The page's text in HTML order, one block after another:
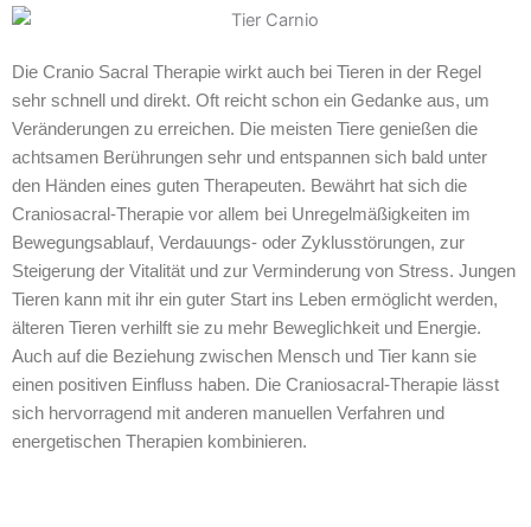
Die Cranio Sacral Therapie wirkt auch bei Tieren in der Regel
sehr schnell und direkt. Oft reicht schon ein Gedanke aus, um
Veränderungen zu erreichen. Die meisten Tiere genießen die
achtsamen Berührungen sehr und entspannen sich bald unter
den Händen eines guten Therapeuten. Bewährt hat sich die
Craniosacral-Therapie vor allem bei Unregelmäßigkeiten im
Bewegungsablauf, Verdauungs- oder Zyklusstörungen, zur
Steigerung der Vitalität und zur Verminderung von Stress. Jungen
Tieren kann mit ihr ein guter Start ins Leben ermöglicht werden,
älteren Tieren verhilft sie zu mehr Beweglichkeit und Energie.
Auch auf die Beziehung zwischen Mensch und Tier kann sie
einen positiven Einfluss haben. Die Craniosacral-Therapie lässt
sich hervorragend mit anderen manuellen Verfahren und
energetischen Therapien kombinieren.